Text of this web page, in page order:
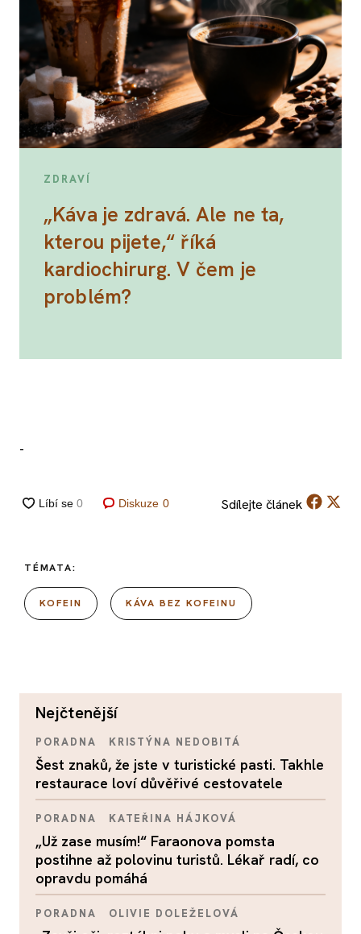
ZDRAVÍ
„Káva je zdravá. Ale ne ta,
kterou pijete,“ říká
kardiochirurg. V čem je
problém?
-
Diskuze 0 Sdílejte článek
TÉMATA:
KOFEIN KÁVA BEZ KOFEINU
nejčtenější
PORADNA KRISTÝNA NEDOBITÁ
Šest znaků, že jste v turistické pasti. Takhle
restaurace loví důvěřivé cestovatele
PORADNA KATEŘINA HÁJKOVÁ
„Už zase musím!“ Faraonova pomsta
postihne až polovinu turistů. Lékař radí, co
opravdu pomáhá
PORADNA OLIVIE DOLEŽELOVÁ